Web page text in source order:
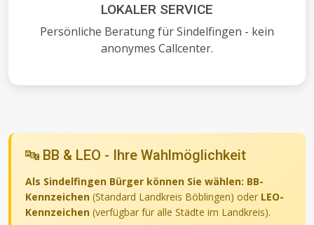
LOKALER SERVICE
Persönliche Beratung für Sindelfingen - kein
anonymes Callcenter.
🔤 BB & LEO - Ihre Wahlmöglichkeit
Als Sindelfingen Bürger können Sie wählen: BB-
Kennzeichen (Standard Landkreis Böblingen) oder LEO-
Kennzeichen (verfügbar für alle Städte im Landkreis).